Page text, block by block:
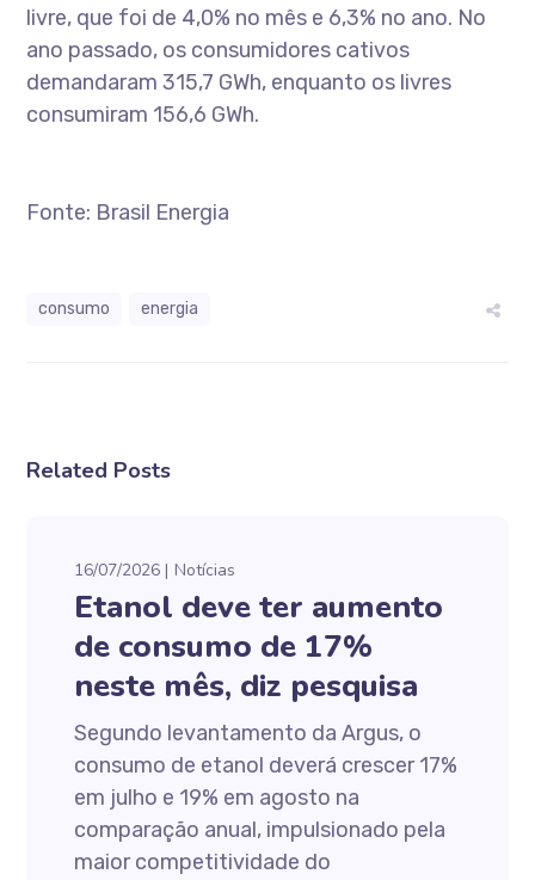
livre, que foi de 4,0% no mês e 6,3% no ano. No
ano passado, os consumidores cativos
demandaram 315,7 GWh, enquanto os livres
consumiram 156,6 GWh.
Fonte: Brasil Energia
consumo energia
Related Posts
16/07/2026 Notícias
Etanol deve ter aumento
de consumo de 17%
neste mês, diz pesquisa
Segundo levantamento da Argus, o
consumo de etanol deverá crescer 17%
em julho e 19% em agosto na
comparação anual, impulsionado pela
maior competitividade do